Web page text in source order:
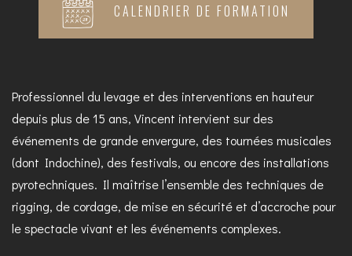
CALENDRIER DE FORMATION
Professionnel du levage et des interventions en hauteur
depuis plus de 15 ans, Vincent intervient sur des
événements de grande envergure, des tournées musicales
(dont Indochine), des festivals, ou encore des installations
pyrotechniques. Il maîtrise l’ensemble des techniques de
rigging, de cordage, de mise en sécurité et d’accroche pour
le spectacle vivant et les événements complexes.